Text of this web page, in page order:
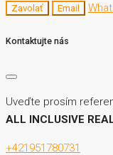
Zavolať Email
Kontaktujte nás
Uveďte prosím
ALL INCLUSIVE
+421951780731